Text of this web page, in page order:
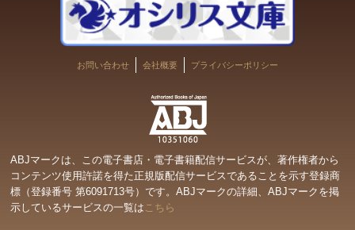
お問い合わせ 会社概要 プライバシーポリシー
ABJマークは、この電子書店・電子書籍配信サービスが、著作権者から
コンテンツ使用許諾を得た正規版配信サービスであることを示す登録商
標（登録番号 第6091713号）です。ABJマークの詳細、ABJマークを掲
示しているサービスの一覧は こちら